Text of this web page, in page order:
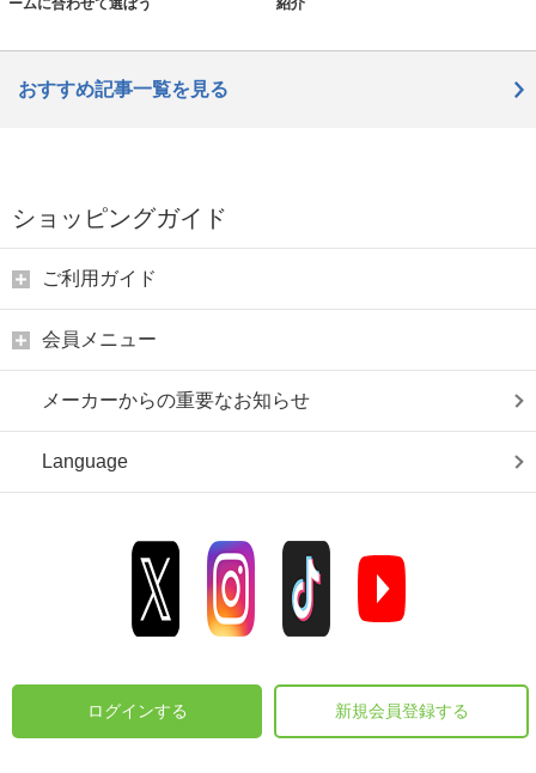
おすすめ記事一覧を見る
ショッピングガイド
ご利用ガイド
会員メニュー
メーカーからの重要なお知らせ
Language
ログインする 新規会員登録する